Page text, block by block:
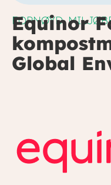
FORNØYD,
Equinor
Global